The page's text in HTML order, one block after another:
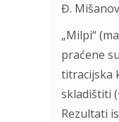
Đ.
„Milpi“
praćene
titracijska
skladištiti
Rezultati